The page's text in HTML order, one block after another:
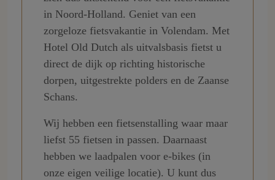
in Noord-Holland. Geniet van een
zorgeloze fietsvakantie in Volendam. Met
Hotel Old Dutch als uitvalsbasis fietst u
direct de dijk op richting historische
dorpen, uitgestrekte polders en de Zaanse
Schans.
Wij hebben een fietsenstalling waar maar
liefst 55 fietsen in passen. Daarnaast
hebben we laadpalen voor e-bikes (in
onze eigen veilige locatie). U kunt dus